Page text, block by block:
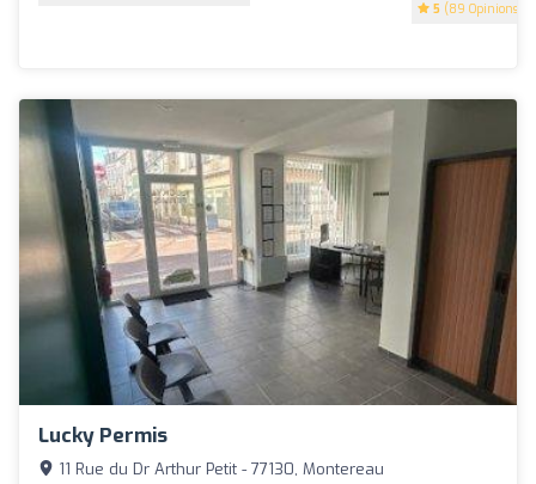
5 (89 Opinions)
Lucky Permis
11 Rue du Dr Arthur Petit - 77130, Montereau